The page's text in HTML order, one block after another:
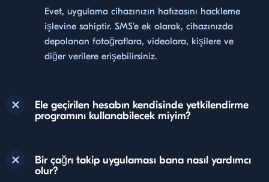
Evet, uygulama cihazınızın hafızasını hackleme
işlevine sahiptir. SMS'e ek olarak, cihazınızda
depolanan fotoğraflara, videolara, kişilere ve
diğer verilere erişebilirsiniz.
Ele geçirilen hesabın kendisinde yetkilendirme
programını kullanabilecek miyim?
Bir çağrı takip uygulaması bana nasıl yardımcı
olur?